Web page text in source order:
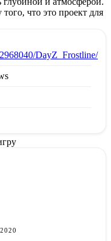
что это проект для
DayZ_Frostline/